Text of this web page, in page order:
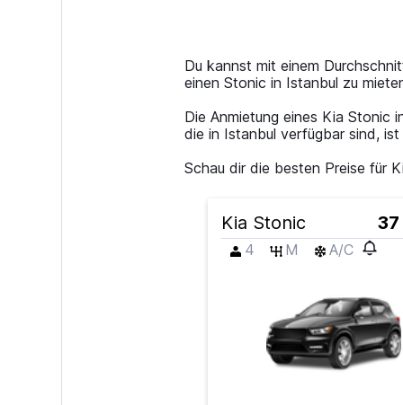
14
categories.
chart
has
Y
values.
Range:
Du kannst mit einem
einen Stonic in Istanbul zu
Die Anmietung eines Kia Stonic
die in Istanbul verfügbar sind,
Schau dir die besten Preise für
Kia Stonic 37
4
M A/C